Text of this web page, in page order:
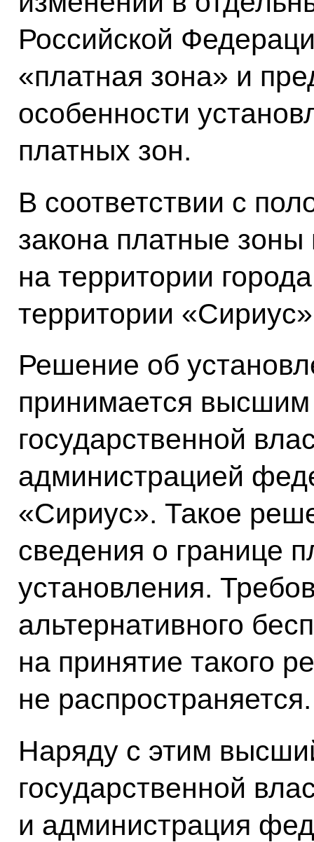
Российской
«платная зона» и
особенности
платных зон.
В соответствии с
закона платные
на территории
территории
Решение об
принимается
государственной
администрацией
«Сириус». Такое
сведения о границе
установления.
альтернативного
на принятие такого
не распространяется.
Наряду с этим
государственной
и администрация